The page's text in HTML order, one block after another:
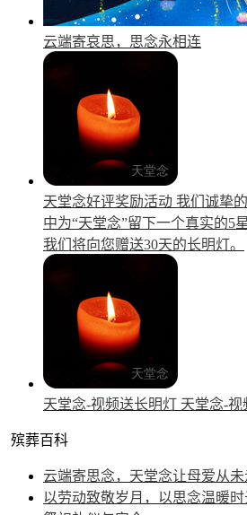
云端寄哀思，思念永相连
天堂念好评奖励活动 我们诚挚
中为“天堂念”留下一个真实的5
我们将向您赠送30天的长明灯。
天堂念-视频送长明灯 天堂念-视
殡葬百科
云端寄思念，天堂念让母爱从未
以劳动致敬岁月，以思念温暖时